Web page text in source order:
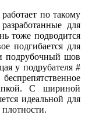
по такому
для
тоже подводится
подгибается для
подрубочный шов
у подрубателя #
С шириной
идеальной для